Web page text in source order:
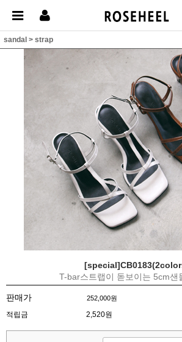
sandal > strap
T-bar스트랩이 돋보이는 5cm샌
판매가 252,000원
적립금 2,520원